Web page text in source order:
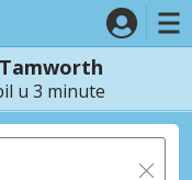
u 3 minute